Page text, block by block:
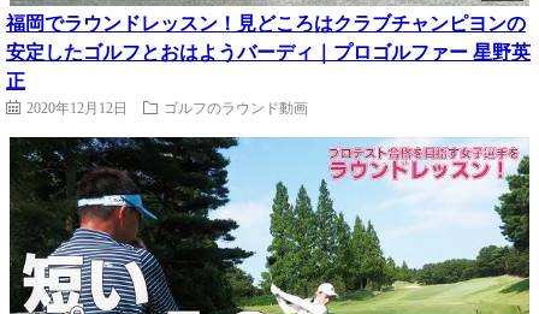
福岡でラウンドレッスン！見どころはクラブチャンピヨンの
安定したゴルフとおはようバーディ｜プロゴルファー 星野英
正
2020年12月12日 ゴルフのラウンド動画